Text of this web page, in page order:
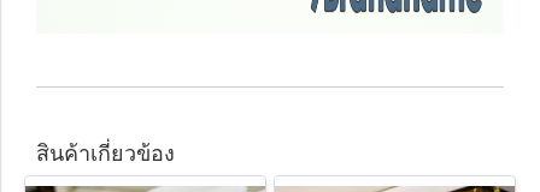
สินค้าเกี่ยวข้อง